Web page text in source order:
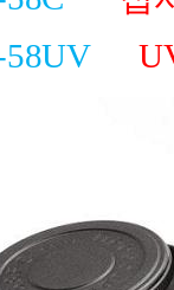
58UV